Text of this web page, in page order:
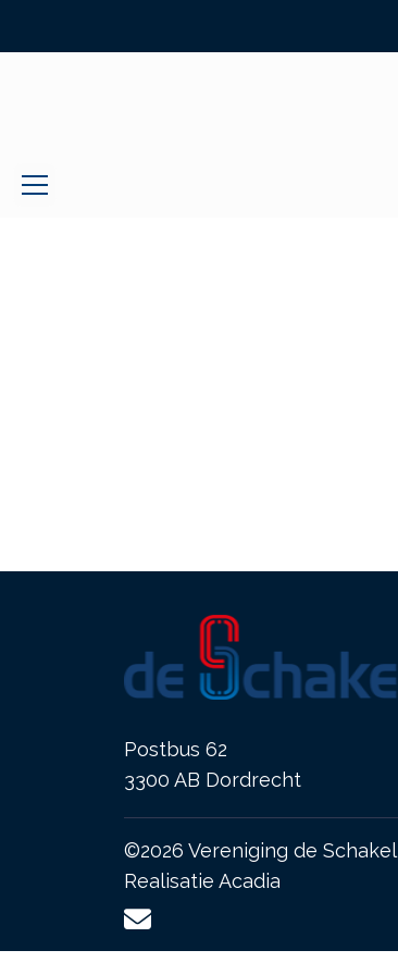
Postbus 62
3300 AB Dordrecht
©2026 Vereniging de Schakel
Realisatie Acadia